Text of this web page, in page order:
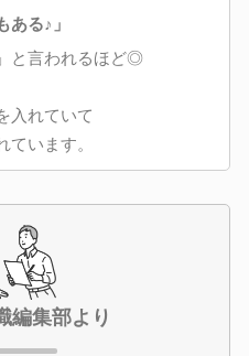
ある♪」
と言われるほど◎
入れていて
います。
編集部より